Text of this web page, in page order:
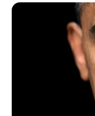
a hivatalos
nagy elismerés.
Magyar Péter